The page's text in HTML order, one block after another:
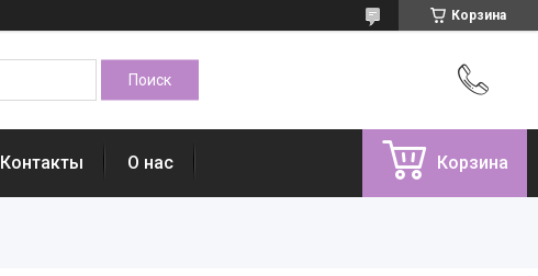
Корзина
Контакты О нас Корзина